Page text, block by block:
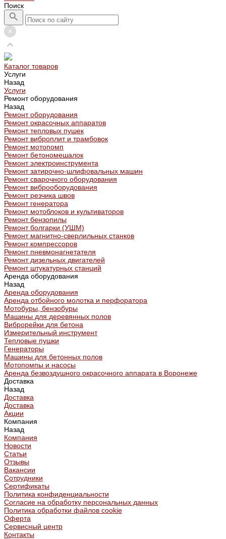
Поиск
Каталог товаров
Услуги
Назад
Услуги
Ремонт оборудования
Назад
Ремонт оборудования
Ремонт окрасочных аппаратов
Ремонт тепловых пушек
Ремонт виброплит и трамбовок
Ремонт мотопомп
Ремонт бетономешалок
Ремонт электроинструмента
Ремонт затирочно-шлифовальных машин
Ремонт сварочного оборудования
Ремонт виброоборудования
Ремонт резчика швов
Ремонт генератора
Ремонт мотоблоков и культиваторов
Ремонт бензопилы
Ремонт болгарки (УШМ)
Ремонт магнитно-сверлильных станков
Ремонт компрессоров
Ремонт пневмонагнетателя
Ремонт дизельных двигателей
Ремонт штукатурных станций
Аренда оборудования
Назад
Аренда оборудования
Аренда отбойного молотка и перфоратора
Мотобуры, бензобуры
Машины для деревянных полов
Виброрейки для бетона
Измерительный инструмент
Тепловые пушки
Генераторы
Машины для бетонных полов
Мотопомпы и насосы
Аренда безвоздушного окрасочного аппарата в Воронеже
Доставка
Назад
Доставка
Доставка
Акции
Компания
Назад
Компания
Новости
Статьи
Отзывы
Вакансии
Сотрудники
Сертификаты
Политика конфиденциальности
Согласие на обработку персональных данных
Политика обработки файлов cookie
Оферта
Сервисный центр
Контакты